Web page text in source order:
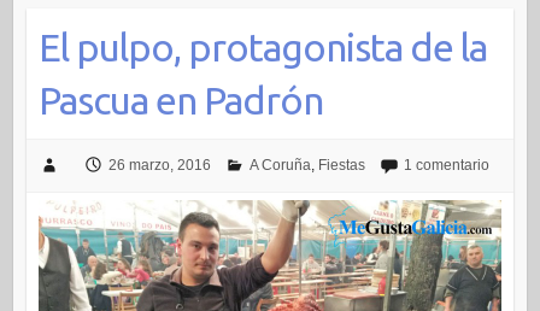
El pulpo, protagonista de la
Pascua en Padrón
26 marzo, 2016 A Coruña Fiestas 1 comentario